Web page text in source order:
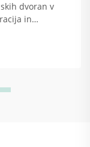
dvoran v
in
zanašajo na
mest brez